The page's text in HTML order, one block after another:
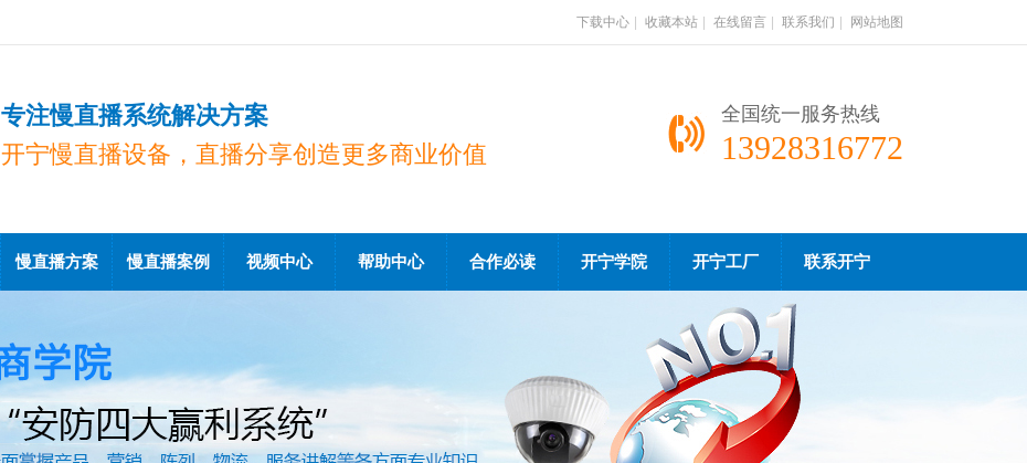
下载中心 收藏本站 在线留言 联系我们 网站地图
专注慢直播系统解决方案
开宁慢直播设备，直播分享创造更多商业价值
全国统一服务热线
13928316772
慢直播方案 慢直播案例 视频中心 帮助中心 合作必读 开宁学院 开宁工厂 联系开宁